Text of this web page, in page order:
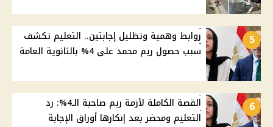
5
روابط وهمية وتظليل إجابتين.. التعليم تكشف
سبب حصول ريم محمد على 4% بالثانوية العامة
6
القصة الكاملة لأزمة ريم صاحبة الـ4%: رد
التعليم ومحضر بعد إنكارها أوراق الإجابة